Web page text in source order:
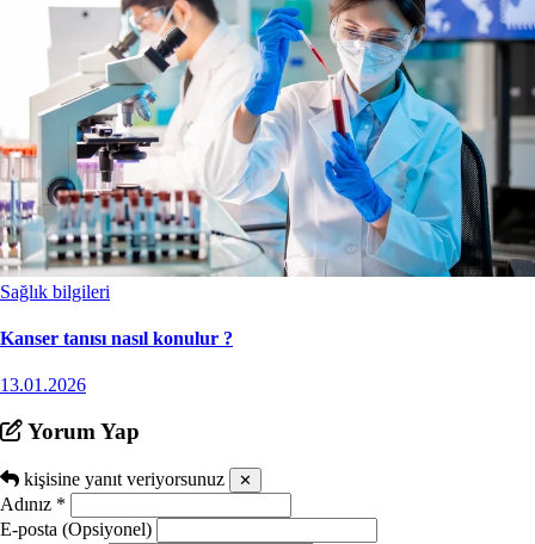
Sağlık bilgileri
Kanser tanısı nasıl konulur ?
13.01.2026
Yorum Yap
kişisine yanıt veriyorsunuz ✕
Adınız *
E-posta (Opsiyonel)